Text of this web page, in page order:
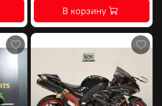
В корзину